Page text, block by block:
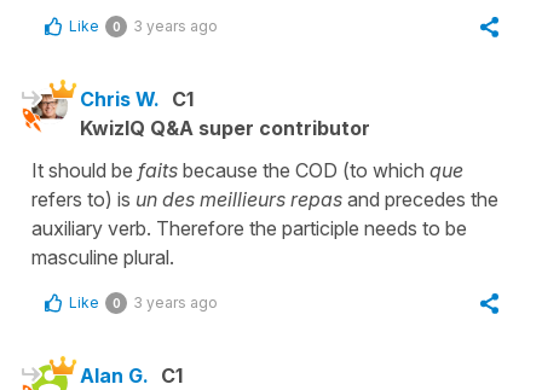
Like 0 3 years ago
Chris W. C1
KwizIQ Q&A super contributor
It should be faits because the COD (to which que
refers to) is un des meillieurs repas and precedes the
auxiliary verb. Therefore the participle needs to be
masculine plural.
Like 0 3 years ago
Alan G. C1